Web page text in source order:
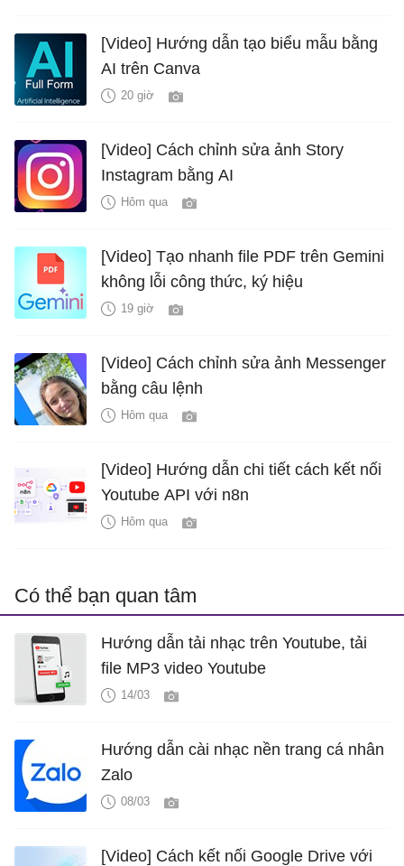
[Video] Hướng dẫn tạo biểu mẫu bằng
AI trên Canva
20 giờ
[Video] Cách chỉnh sửa ảnh Story
Instagram bằng AI
Hôm qua
[Video] Tạo nhanh file PDF trên Gemini
không lỗi công thức, ký hiệu
19 giờ
[Video] Cách chỉnh sửa ảnh Messenger
bằng câu lệnh
Hôm qua
[Video] Hướng dẫn chi tiết cách kết nối
Youtube API với n8n
Hôm qua
Có thể bạn quan tâm
Hướng dẫn tải nhạc trên Youtube, tải
file MP3 video Youtube
14/03
Hướng dẫn cài nhạc nền trang cá nhân
Zalo
08/03
[Video] Cách kết nối Google Drive với